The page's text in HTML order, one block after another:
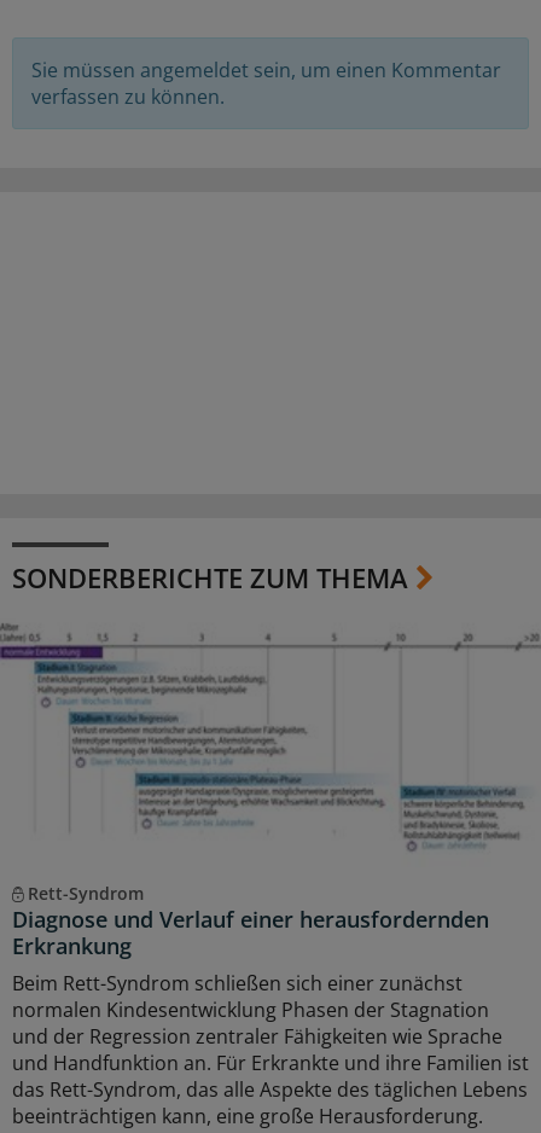
Sie müssen angemeldet sein, um einen Kommentar
verfassen zu können.
SONDERBERICHTE ZUM THEMA
Rett-Syndrom
Diagnose und Verlauf einer herausfordernden
Erkrankung
Beim Rett-Syndrom schließen sich einer zunächst
normalen Kindesentwicklung Phasen der Stagnation
und der Regression zentraler Fähigkeiten wie Sprache
und Handfunktion an. Für Erkrankte und ihre Familien ist
das Rett-Syndrom, das alle Aspekte des täglichen Lebens
beeinträchtigen kann, eine große Herausforderung.